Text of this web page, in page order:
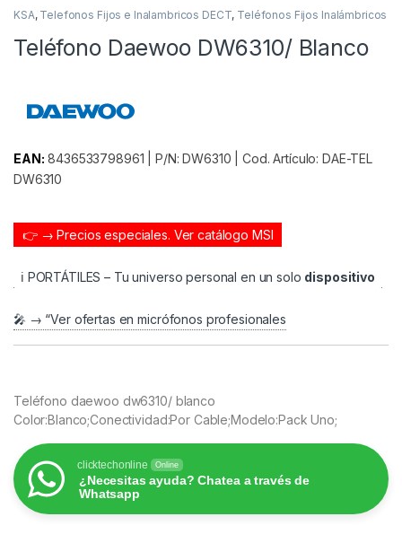
KSA, Telefonos Fijos e Inalambricos DECT, Teléfonos Fijos Inalámbricos
Teléfono Daewoo DW6310/ Blanco
EAN: 8436533798961 | P/N: DW6310 | Cod. Artículo: DAE-TEL
DW6310
👉 → Precios especiales. Ver catálogo MSI
ℹ️ PORTÁTILES – Tu universo personal en un solo dispositivo
🎤 → “Ver ofertas en micrófonos profesionales
Teléfono daewoo dw6310/ blanco
Color:Blanco;Conectividad:Por Cable;Modelo:Pack Uno;
clicktechonline Online
¿Necesitas ayuda? Chatea a través de
Whatsapp